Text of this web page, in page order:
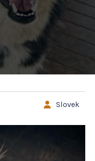
Slovek